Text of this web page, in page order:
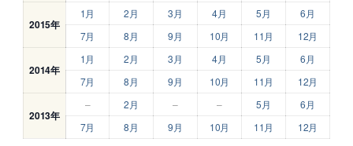
2015年
1月 2月 3月 4月 5月
6月
7月
8月 9月 10月 11月 12月
2014年
1月 2月 3月 4月 5月
6月
7月
8月 9月 10月 11月 12月
2013年
– 2月 – – 5月
6月
7月
8月 9月 10月 11月 12月